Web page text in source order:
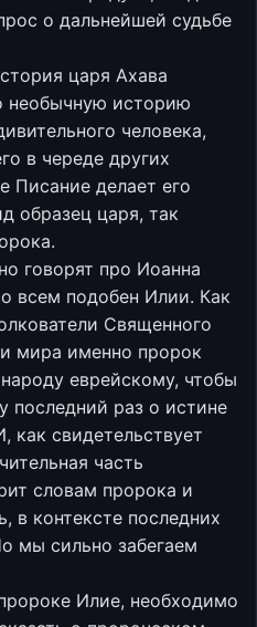
о дальнейшей судьбе
царя Ахава
необычную историю
человека,
в череде других
Писание делает его
образец царя, так
говорят про Иоанна
всем подобен Илии. Как
Священного
мира именно пророк
еврейскому, чтобы
последний раз о истине
как свидетельствует
часть
словам пророка и
в контексте последних
мы сильно забегаем
Илие, необходимо